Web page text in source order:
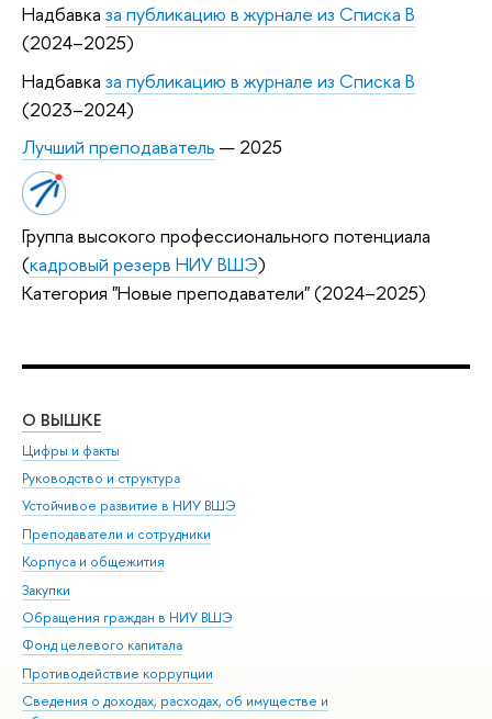
Надбавка за публикацию в журнале из Списка B
(2024–2025)
Надбавка за публикацию в журнале из Списка B
(2023–2024)
Лучший преподаватель — 2025
Группа высокого профессионального потенциала
(кадровый резерв НИУ ВШЭ)
Категория "Новые преподаватели" (2024–2025)
О ВЫШКЕ
Цифры и факты
Руководство и структура
Устойчивое развитие в НИУ ВШЭ
Преподаватели и сотрудники
Корпуса и общежития
Закупки
Обращения граждан в НИУ ВШЭ
Фонд целевого капитала
Противодействие коррупции
Сведения о доходах, расходах, об имуществе и